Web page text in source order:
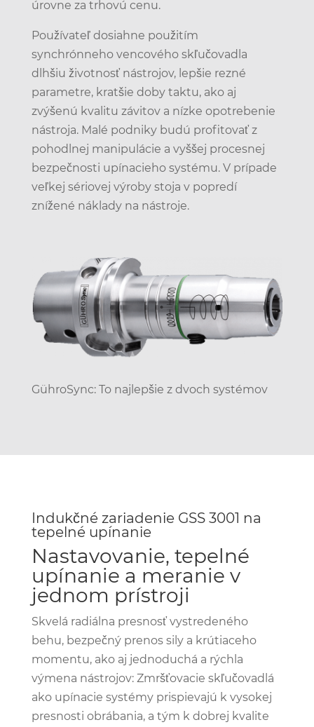
úrovne za trhovú cenu.
Používateľ dosiahne použitím
synchrónneho vencového skľučovadla
dlhšiu životnosť nástrojov, lepšie rezné
parametre, kratšie doby taktu, ako aj
zvýšenú kvalitu závitov a nízke opotrebenie
nástroja. Malé podniky budú profitovať z
pohodlnej manipulácie a vyššej procesnej
bezpečnosti upínacieho systému. V prípade
veľkej sériovej výroby stoja v popredí
znížené náklady na nástroje.
GühroSync: To najlepšie z dvoch systémov
Indukčné zariadenie GSS 3001 na
tepelné upínanie
Nastavovanie, tepelné
upínanie a meranie v
jednom prístroji
Skvelá radiálna presnosť vystredeného
behu, bezpečný prenos sily a krútiaceho
momentu, ako aj jednoduchá a rýchla
výmena nástrojov: Zmršťovacie skľučovadlá
ako upínacie systémy prispievajú k vysokej
presnosti obrábania, a tým k dobrej kvalite